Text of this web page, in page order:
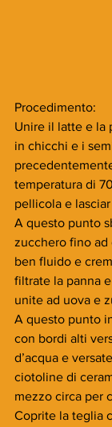
Procedimento:
Unire il latte e la
in chicchi e i
temperatura di
pellicola e
A questo punto
zucchero fino
ben fluido e
filtrate la panna
unite ad uova e
A questo punto
con bordi alti
d’acqua e
ciotoline di
mezzo circa per
Coprite la teglia